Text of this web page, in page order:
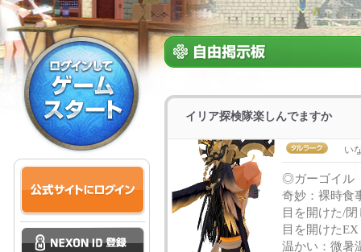
イリア探検隊楽しんでますか
い
◎ガーゴイル
奇妙：裸時食
目を開けた/
目を開けた
温かい：微暑